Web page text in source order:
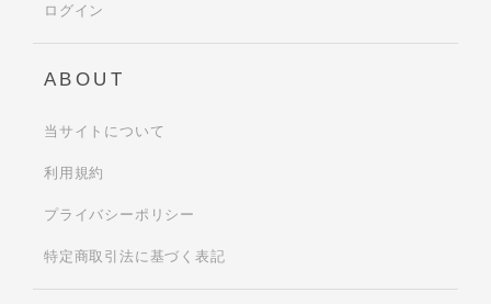
ログイン
ABOUT
当サイトについて
利用規約
プライバシーポリシー
特定商取引法に基づく表記